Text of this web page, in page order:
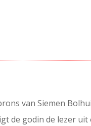
van Siemen
de godin de lezer